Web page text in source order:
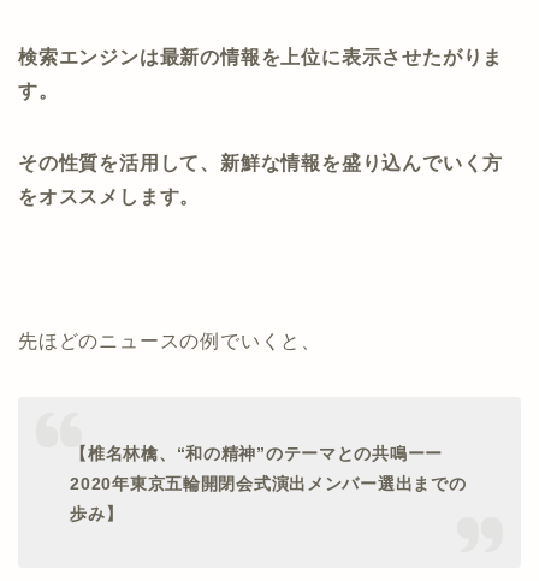
検索エンジンは最新の情報を上位に表示させたがりま
す。
その性質を活用して、新鮮な情報を盛り込んでいく方
をオススメします。
先ほどのニュースの例でいくと、
【椎名林檎、“和の精神”のテーマとの共鳴ーー
2020年東京五輪開閉会式演出メンバー選出までの
歩み】